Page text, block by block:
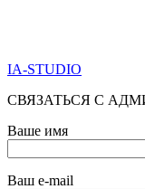
IA-STUDIO
СВЯЗАТЬСЯ С
Ваше имя
Ваш e-mail